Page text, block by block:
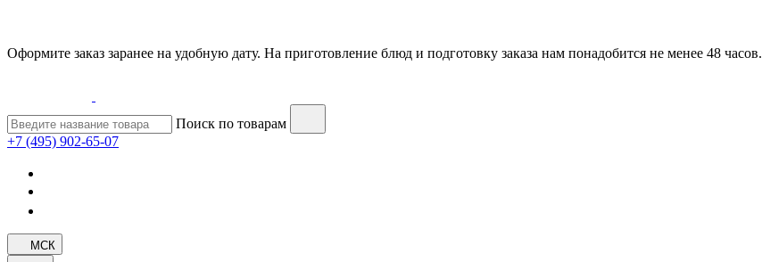
Оформите заказ заранее на удобную дату. На приготовление блюд и подготовку заказа нам понадобится не менее 48 часов.
Поиск по товарам
+7 (495) 902-65-07
МСК